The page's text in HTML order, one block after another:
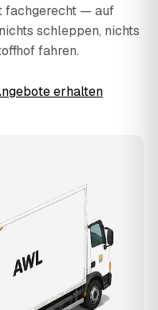
fachgerecht — auf
schleppen, nichts
fahren.
erhalten